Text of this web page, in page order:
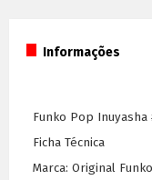
Informações
Funko Pop Inuyasha
Ficha Técnica
Marca: Original Funko